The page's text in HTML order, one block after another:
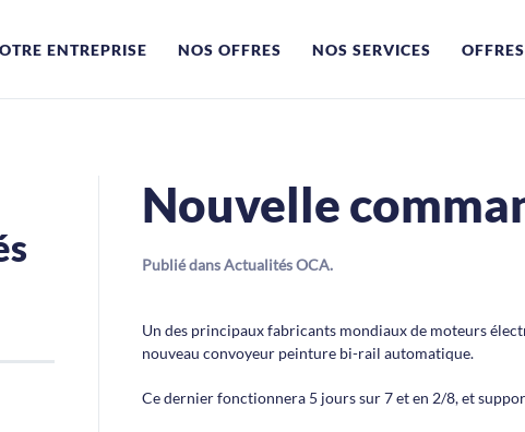
ENTREPRISE NOS OFFRES NOS SERVICES
Nouvelle
Publié dansActualités OCA.
Un des principaux fabricants mondiaux de moteurs
nouveau convoyeur peinture bi-rail automatique.
Ce dernier fonctionnera 5 jours sur 7 et en 2/8, et